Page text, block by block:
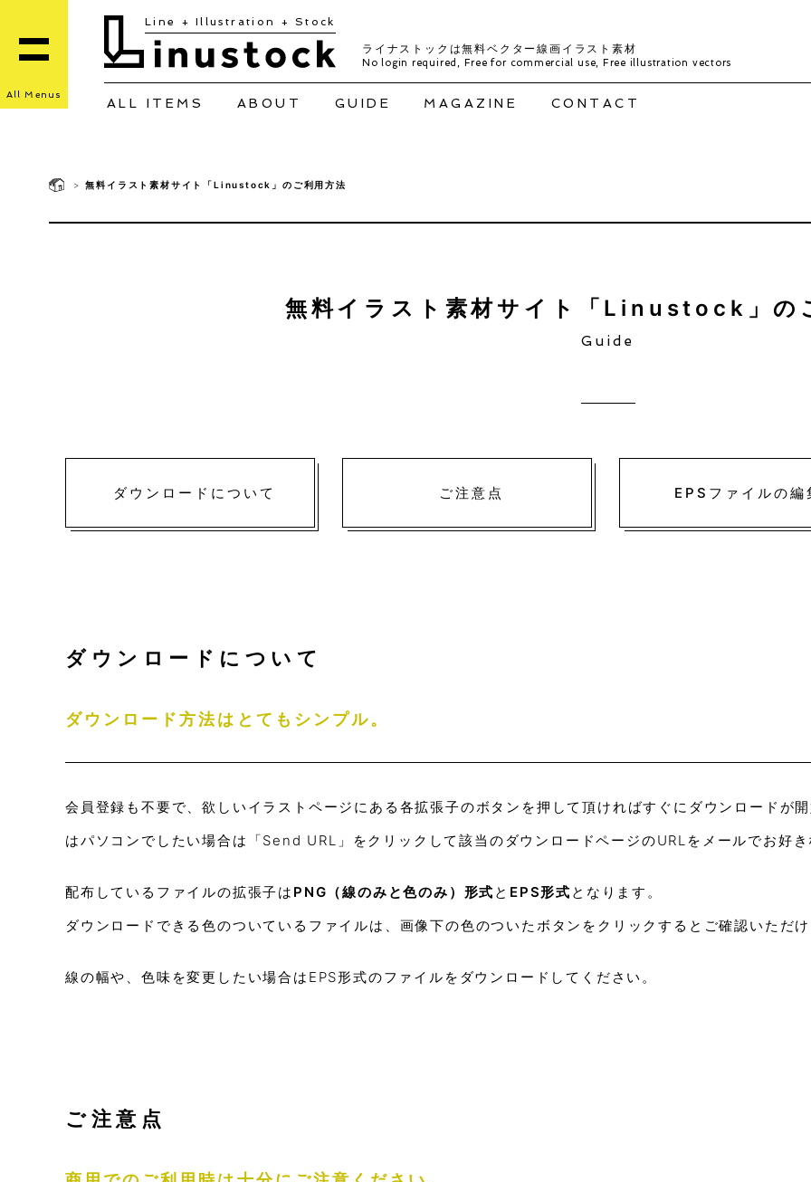
Line + Illustration + Stock
ライナストックは無料ベクター線画イラスト素材
No login required, Free for commercial use, Free illustration vectors
ALL ITEMS ABOUT GUIDE MAGAZINE CONTACT
All Menus
>無料イラスト素材サイト「Linustock」のご利用方法
無料イラスト素材サイト「Linustock」の
Guide
ダウンロードについて ご注意点 EPSファイルの編
ダウンロードについて
ダウンロード方法はとてもシンプル。
会員登録も不要で、欲しいイラストページにある各拡張子のボタンを押して頂ければすぐにダウンロードが
はパソコンでしたい場合は「Send URL」をクリックして該当のダウンロードページのURLをメールでお好き
配布しているファイルの拡張子は PNG（線のみと色のみ）形式 と EPS形式 となります。
ダウンロードできる色のついているファイルは、画像下の色のついたボタンをクリックするとご確認いただけ
線の幅や、色味を変更したい場合はEPS形式のファイルをダウンロードしてください。
ご注意点